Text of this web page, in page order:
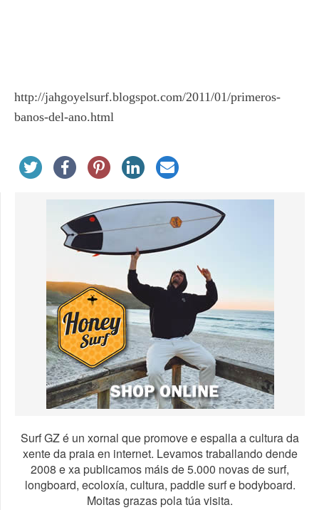
http://jahgoyelsurf.blogspot.com/2011/01/primeros-
banos-del-ano.html
Surf GZ é un xornal que promove e espalla a cultura da
xente da praia en internet. Levamos traballando dende
2008 e xa publicamos máis de 5.000 novas de surf,
longboard, ecoloxía, cultura, paddle surf e bodyboard.
Moitas grazas pola túa visita.